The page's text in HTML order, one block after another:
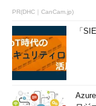
PR(DHC｜CanCam.jp)
「